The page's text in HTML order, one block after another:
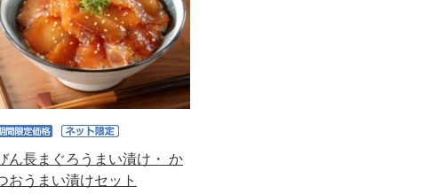
ん長まぐろうまい漬け・ か
おうまい漬けセット